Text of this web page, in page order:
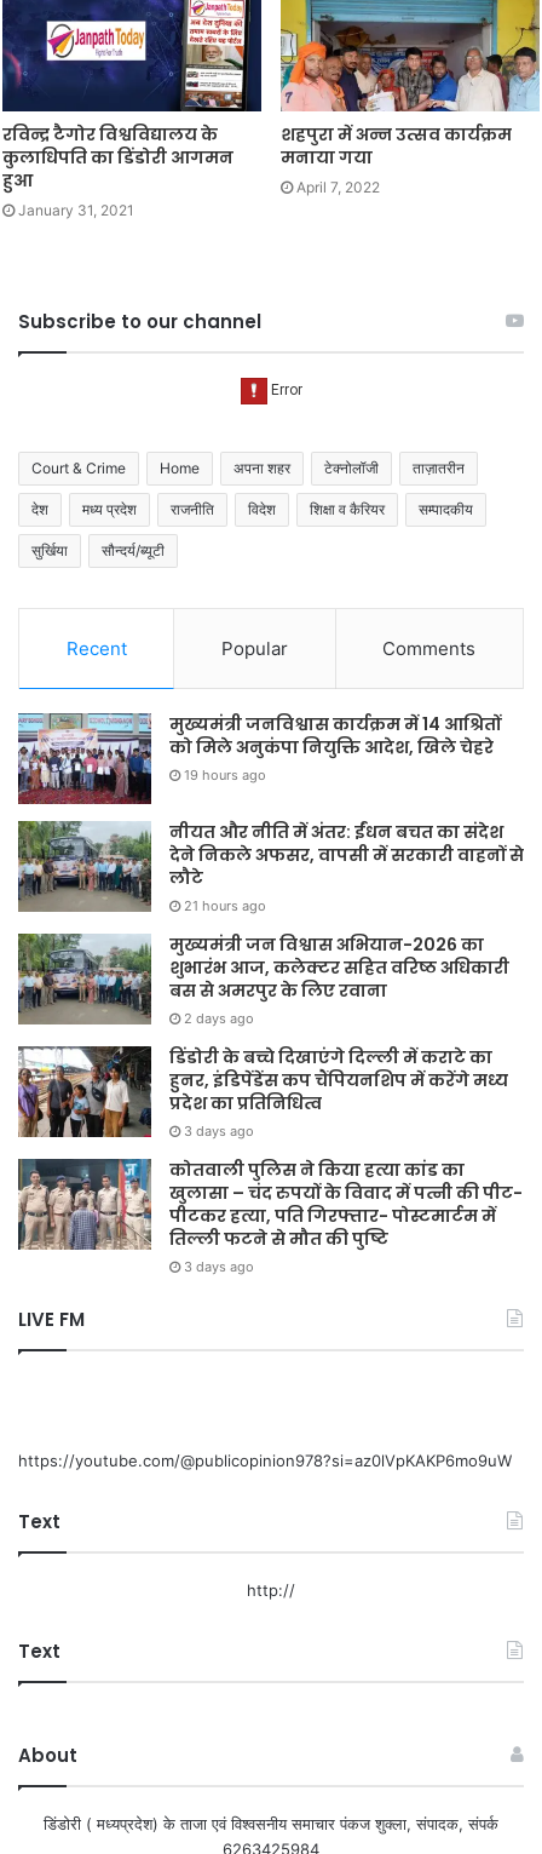
रविन्द्र टैगोर विश्वविद्यालय के
कुलाधिपति का डिंडोरी आगमन
हुआ
January 31, 2021
शहपुरा में अन्न उत्सव कार्यक्रम
मनाया गया
April 7, 2022
Subscribe to our channel
Court & Crime Home अपना शहर टेक्नोलॉजी ताज़ातरीन
देश मध्य प्रदेश राजनीति विदेश शिक्षा व कैरियर सम्पादकीय
सुर्खिया सौन्दर्य/ब्यूटी
Recent Popular Comments
मुख्यमंत्री जनविश्वास कार्यक्रम में 14 आश्रितों
को मिले अनुकंपा नियुक्ति आदेश, खिले चेहरे
19 hours ago
नीयत और नीति में अंतर: ईंधन बचत का संदेश
देने निकले अफसर, वापसी में सरकारी वाहनों से
लौटे
21 hours ago
मुख्यमंत्री जन विश्वास अभियान-2026 का
शुभारंभ आज, कलेक्टर सहित वरिष्ठ अधिकारी
बस से अमरपुर के लिए रवाना
2 days ago
डिंडोरी के बच्चे दिखाएंगे दिल्ली में कराटे का
हुनर, इंडिपेंडेंस कप चैंपियनशिप में करेंगे मध्य
प्रदेश का प्रतिनिधित्व
3 days ago
कोतवाली पुलिस ने किया हत्या कांड का
खुलासा – चंद रुपयों के विवाद में पत्नी की पीट-
पीटकर हत्या, पति गिरफ्तार- पोस्टमार्टम में
तिल्ली फटने से मौत की पुष्टि
3 days ago
LIVE FM
https://youtube.com/@publicopinion978?si=az0lVpKAKP6mo9uW
Text
http://
Text
About
डिंडोरी ( मध्यप्रदेश) के ताजा एवं विश्वसनीय समाचार पंकज शुक्ला, संपादक, संपर्क
6263425984